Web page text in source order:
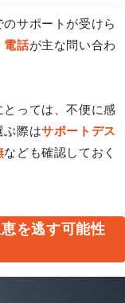
サポートが受けら
電話が主な問い合わ
っては、不便に感
ぶ際はサポートデス
なども確認しておく
を逃す可能性